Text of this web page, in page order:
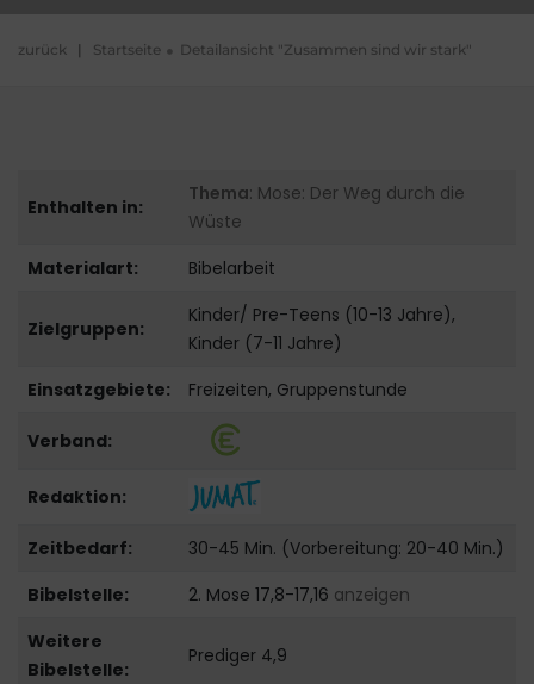
zurück | Startseite Detailansicht "Zusammen sind wir stark"
Enthalten in:
Thema: Mose: Der Weg durch die
Wüste
Materialart:
Bibelarbeit
Zielgruppen:
Kinder/ Pre-Teens (10-13 Jahre),
Kinder (7-11 Jahre)
Einsatzgebiete:
Freizeiten, Gruppenstunde
Verband:
Redaktion:
Zeitbedarf:
30-45 Min. (Vorbereitung: 20-40 Min.)
Bibelstelle:
2. Mose 17,8-17,16 anzeigen
Weitere
Bibelstelle:
Prediger 4,9